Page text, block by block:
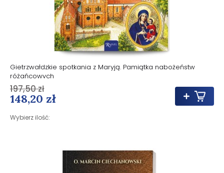
Gietrzwałdzkie spotkania z Maryją. Pamiątka nabożeństw
różańcowych
148,20 zł
Wybierz ilość:
197,50 zł